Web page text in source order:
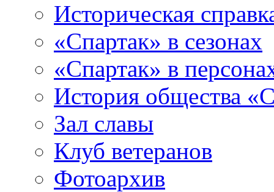
Историческая
«Спартак» в сезонах
«Спартак» в
История общества
Зал славы
Клуб ветеранов
Фотоархив